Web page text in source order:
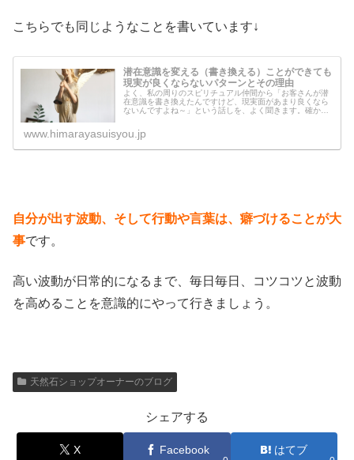
こちらでも同じようなことを書いています↓
潜在意識を変える（書き換える）ことができても
現実が良くならないパターンとその理由
よく、私の周りのスピリチュアル仲間から「お客さんが潜
在意識を書き換えたんですけど、現実面があまり良くなら
ないんですよね～」という話しを、よく聞きます。確か
実が変わらないのは、何が原因なので...
www.himarayasuisyou.jp
自分が出す波動、そして行動や言葉は、癖づけることが大
事です。
高い波動が日常的になるまで、毎日毎日、コツコツと波動
を高めることを意識的にやって行きましょう。
天然石ショップオーナーのブログ
シェアする
X Facebook はてブ